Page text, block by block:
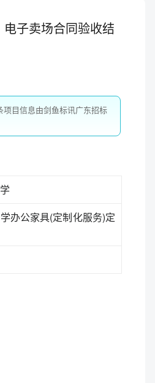
子卖场合同验收结
项目信息由剑鱼标讯广东招标
办公家具(定制化服务)定